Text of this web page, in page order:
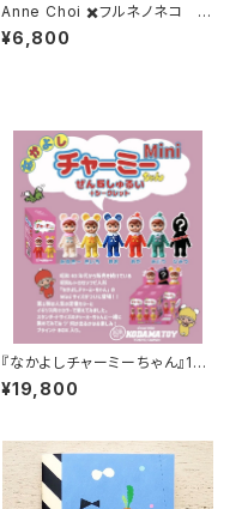
Anne Choi ✖️フルネノネコ 限
定Tシャツ②
¥6,800
『なかよしチャーミーちゃん』15c
mのMiniブラインドBOX ６個
入りセット
¥19,800